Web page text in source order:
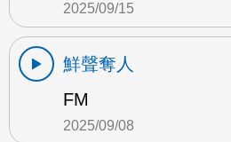
2025/09/15
鮮聲奪人
FM
2025/09/08